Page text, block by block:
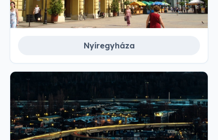
Nyíregyháza